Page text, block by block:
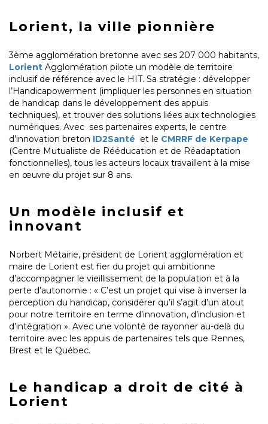
Lorient, la ville pionnière
3ème agglomération bretonne avec ses 207 000 habitants,
Lorient Agglomération pilote un modèle de territoire
inclusif de référence avec le HIT. Sa stratégie : développer
l’Handicapowerment (impliquer les personnes en situation
de handicap dans le développement des appuis
techniques), et trouver des solutions liées aux technologies
numériques. Avec ses partenaires experts, le centre
d’innovation breton ID2Santé et le CMRRF de Kerpape
(Centre Mutualiste de Rééducation et de Réadaptation
fonctionnelles), tous les acteurs locaux travaillent à la mise
en œuvre du projet sur 8 ans.
Un modèle inclusif et
innovant
Norbert Métairie, président de Lorient agglomération et
maire de Lorient est fier du projet qui ambitionne
d’accompagner le vieillissement de la population et à la
perte d’autonomie : « C’est un projet qui vise à inverser la
perception du handicap, considérer qu’il s’agit d’un atout
pour notre territoire en terme d’innovation, d’inclusion et
d’intégration ». Avec une volonté de rayonner au-delà du
territoire avec les appuis de partenaires tels que Rennes,
Brest et le Québec.
Le handicap a droit de cité à
Lorient